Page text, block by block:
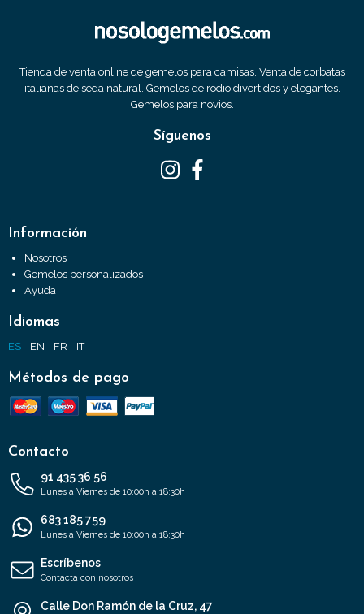
Tienda de venta online de gemelos para camisas. Venta de corbatas
italianas de seda natural. Gemelos de rodio divertidos y elegantes.
Gemelos para novios.
Síguenos
Información
Nosotros
Gemelos personalizados
Ayuda
Idiomas
ES EN FR IT
Métodos de pago
Contacto
91 435 36 56
Lunes a Viernes de 10:00h a 18:30h
683 185 759
Lunes a Viernes de 10:00h a 18:30h
Escríbenos
Contacta con nosotros
Calle Don Ramón de la Cruz, 47